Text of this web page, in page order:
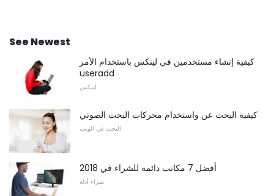
See Newest
كيفية إنشاء مستخدمين في لينكس باستخدام الأمر
useradd
لينكس
كيفية البحث عن واستخدام محركات البحث الصوتي
البحث في الويب
أفضل 7 مكاتب دائمة للشراء في 2018
شراء أدلة